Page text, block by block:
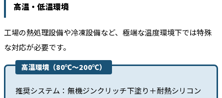
高温・低温環境
工場の熱処理設備や冷凍設備など、極端な温度環境下では特殊
な対応が必要です。
高温環境（80℃〜200℃）
推奨システム：無機ジンクリッチ下塗り＋耐熱シリコン